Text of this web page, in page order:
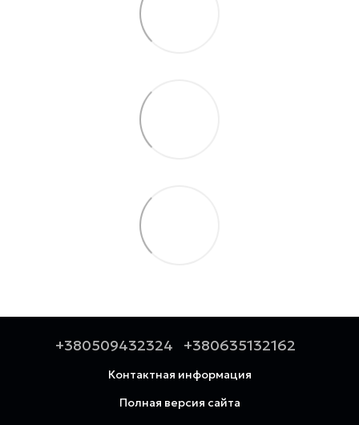
+380509432324 +380635132162
Контактная информация
Полная версия сайта